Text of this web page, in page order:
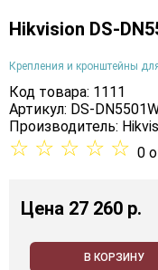
Hikvision DS-
Крепления и кронштейны
Код товара: 1111
Артикул: DS-
Производитель:
☆ ☆ ☆ ☆ ☆ 0
Цена 27 260 p.
В КОРЗИНУ